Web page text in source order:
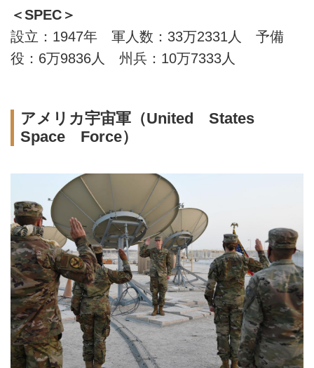
＜SPEC＞
設立：1947年 軍人数：33万2331人 予備
役：6万9836人 州兵：10万7333人
アメリカ宇宙軍（United States
Space Force）